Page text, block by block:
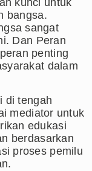
kunci untuk
bangsa.
sangat
Dan Peran
penting
dalam
di tengah
mediator untuk
edukasi
berdasarkan
proses pemilu